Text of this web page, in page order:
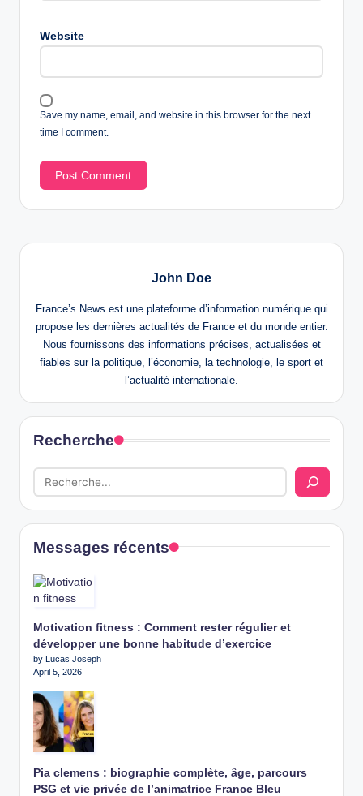
Website
Save my name, email, and website in this browser for the next
time I comment.
John Doe
France’s News est une plateforme d’information numérique qui
propose les dernières actualités de France et du monde entier.
Nous fournissons des informations précises, actualisées et
fiables sur la politique, l’économie, la technologie, le sport et
l’actualité internationale.
Recherche
Messages récents
Motivation fitness : Comment rester régulier et
développer une bonne habitude d’exercice
by Lucas Joseph
April 5, 2026
Pia clemens : biographie complète, âge, parcours
PSG et vie privée de l’animatrice France Bleu